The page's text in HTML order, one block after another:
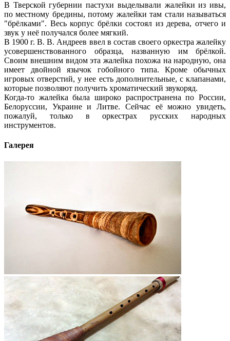
В Тверской губернии пастухи выделывали жалейки из ивы,
по местному бредины, потому жалейки там стали называться
"брёлками". Весь корпус брёлки состоял из дерева, отчего и
звук у неё получался более мягкий.
В 1900 г. В. В. Андреев ввел в состав своего оркестра жалейку
усовершенствованного образца, названную им брёлкой.
Своим внешним видом эта жалейка похожа на народную, она
имеет двойной язычок гобойного типа. Кроме обычных
игровых отверстий, у нее есть дополнительные, с клапанами,
которые позволяют получить хроматический звукоряд.
Когда-то жалейка была широко распространена по России,
Белоруссии, Украине и Литве. Сейчас её можно увидеть,
пожалуй, только в оркестрах русских народных
инструментов.
Галерея